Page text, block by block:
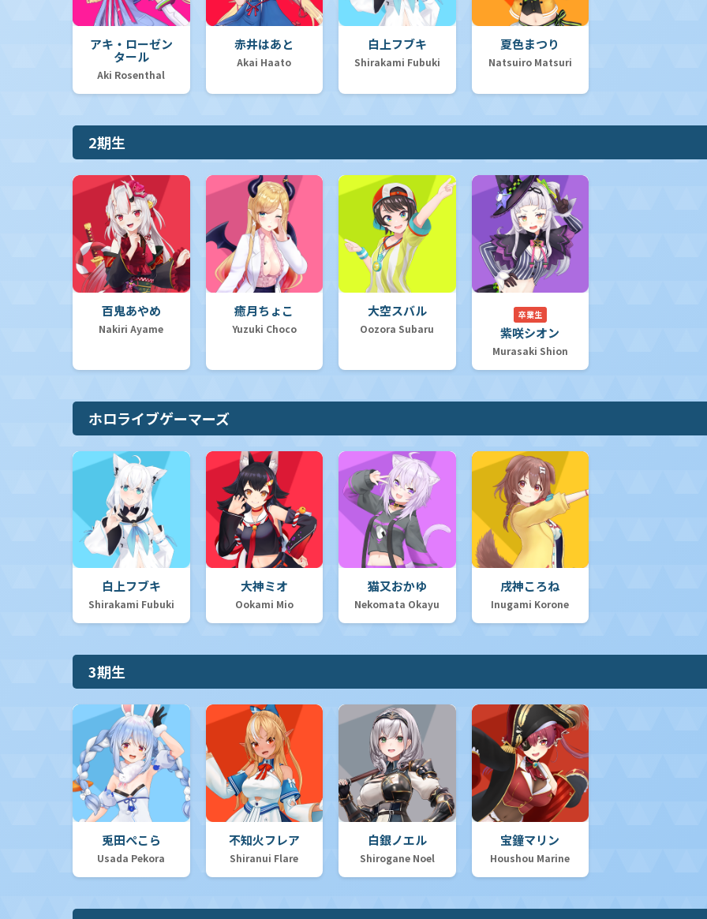
アキ・ローゼン
タール
Aki Rosenthal
赤井はあと
Akai Haato
白上フブキ
Shirakami Fubuki
夏色まつり
Natsuiro Matsuri
2期生
百鬼あやめ
Nakiri Ayame
癒月ちょこ
Yuzuki Choco
大空スバル
Oozora Subaru
卒業生
紫咲シオン
Murasaki Shion
ホロライブゲーマーズ
白上フブキ
Shirakami Fubuki
大神ミオ
Ookami Mio
猫又おかゆ
Nekomata Okayu
戌神ころね
Inugami Korone
3期生
兎田ぺこら
Usada Pekora
不知火フレア
Shiranui Flare
白銀ノエル
Shirogane Noel
宝鐘マリン
Houshou Marine